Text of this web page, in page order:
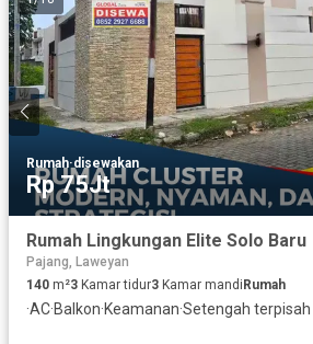
Rumah·disewakan
Rp 75Jt
Rumah Lingkungan Elite Solo Baru
Pajang, Laweyan
140 m²3 Kamar tidur3 Kamar mandiRumah
·AC·Balkon·Keamanan·Setengah terpisah